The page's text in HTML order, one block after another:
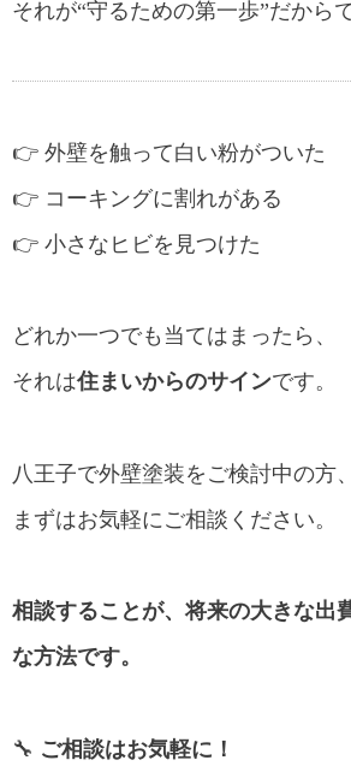
それが“守るための第一歩”だからで
👉 外壁を触って白い粉がついた
👉 コーキングに割れがある
👉 小さなヒビを見つけた
どれか一つでも当てはまったら、
それは住まいからのサインです。
八王子で外壁塗装をご検討中の方、
まずはお気軽にご相談ください。
相談することが、将来の大きな出
な方法です。
🔧 ご相談はお気軽に！